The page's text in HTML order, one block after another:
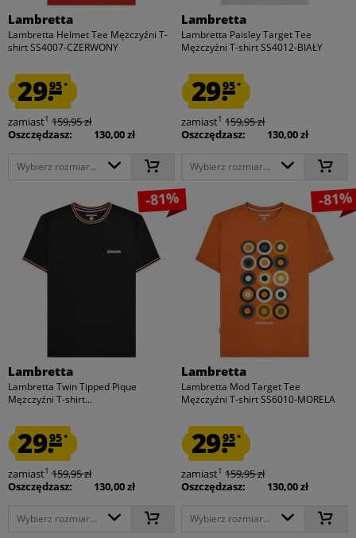
Lambretta
Lambretta Helmet Tee Mężczyźni T-
shirt SS4007-CZERWONY
29.95*
zamiast1 159,95 zł
Oszczędzasz:
130,00 zł
Wybierz rozmiar...
Lambretta
Lambretta Paisley Target Tee
Mężczyźni T-shirt SS4012-BIAŁY
29.95*
zamiast1 159,95 zł
Oszczędzasz:
130,00 zł
Wybierz rozmiar...
-81%
Lambretta
Lambretta Twin Tipped Pique
Mężczyźni T-shirt...
29.95*
zamiast1 159,95 zł
Oszczędzasz:
130,00 zł
Wybierz rozmiar...
-81%
Lambretta
Lambretta Mod Target Tee
Mężczyźni T-shirt SS6010-MORELA
29.95*
zamiast1 159,95 zł
Oszczędzasz:
130,00 zł
Wybierz rozmiar...